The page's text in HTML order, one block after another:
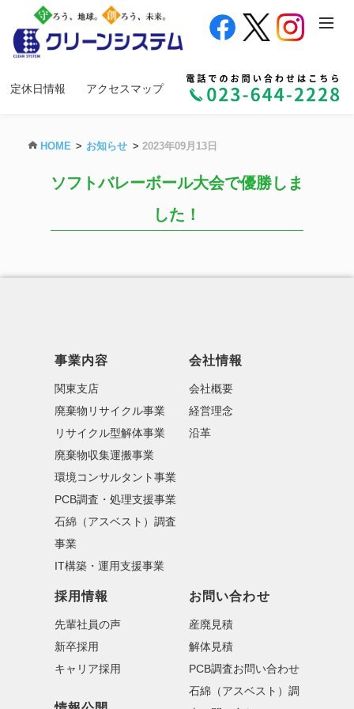
アクセスマップ
定休日情報
HOME お知らせ 2023年09月13日
ソフトバレーボール大会で優勝しま
した！
事業内容
関東支店
廃棄物リサイクル事業
リサイクル型解体事業
廃棄物収集運搬事業
環境コンサルタント事業
PCB調査・処理支援事業
石綿（アスベスト）調査
事業
IT構築・運用支援事業
会社情報
会社概要
経営理念
沿革
採用情報
先輩社員の声
新卒採用
キャリア採用
お問い合わせ
産廃見積
解体見積
PCB調査お問い合わせ
石綿（アスベスト）調